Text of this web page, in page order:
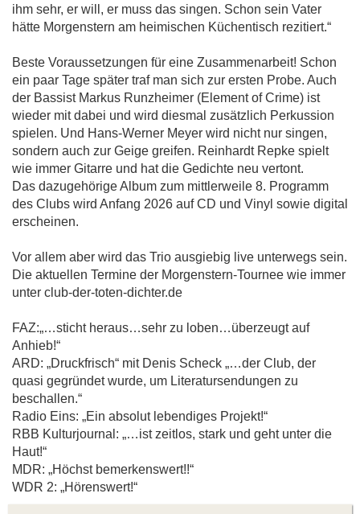
ihm sehr, er will, er muss das singen. Schon sein Vater
hätte Morgenstern am heimischen Küchentisch rezitiert.“
Beste Voraussetzungen für eine Zusammenarbeit! Schon
ein paar Tage später traf man sich zur ersten Probe. Auch
der Bassist Markus Runzheimer (Element of Crime) ist
wieder mit dabei und wird diesmal zusätzlich Perkussion
spielen. Und Hans-Werner Meyer wird nicht nur singen,
sondern auch zur Geige greifen. Reinhardt Repke spielt
wie immer Gitarre und hat die Gedichte neu vertont.
Das dazugehörige Album zum mittlerweile 8. Programm
des Clubs wird Anfang 2026 auf CD und Vinyl sowie digital
erscheinen.
Vor allem aber wird das Trio ausgiebig live unterwegs sein.
Die aktuellen Termine der Morgenstern-Tournee wie immer
unter club-der-toten-dichter.de
FAZ:„…sticht heraus…sehr zu loben…überzeugt auf
Anhieb!“
ARD: „Druckfrisch“ mit Denis Scheck „…der Club, der
quasi gegründet wurde, um Literatursendungen zu
beschallen.“
Radio Eins: „Ein absolut lebendiges Projekt!“
RBB Kulturjournal: „…ist zeitlos, stark und geht unter die
Haut!“
MDR: „Höchst bemerkenswert!!“
WDR 2: „Hörenswert!“